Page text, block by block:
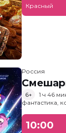
Красный
Россия
6+
1 ч 46
фантастика,
10:00